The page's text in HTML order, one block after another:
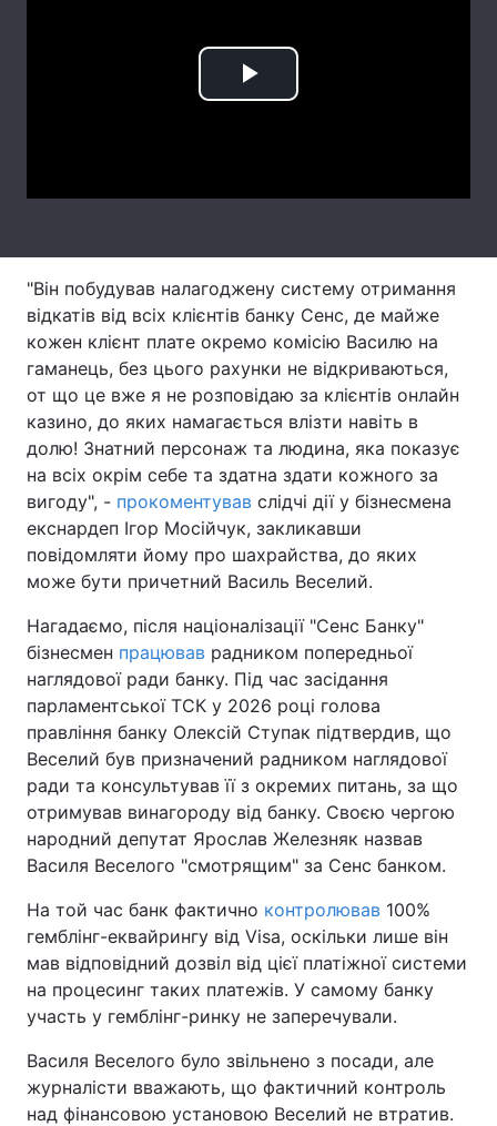
Статті
Думки
Контакти
Послуги
Тема оформлення
Play
"Він побудував налагоджену систему отримання
відкатів від всіх клієнтів банку Сенс, де майже
кожен клієнт плате окремо комісію Василю на
гаманець, без цього рахунки не відкриваються,
от що це вже я не розповідаю за клієнтів онлайн
казино, до яких намагається влізти навіть в
долю! Знатний персонаж та людина, яка показує
на всіх окрім себе та здатна здати кожного за
вигоду", - прокоментував слідчі дії у бізнесмена
екснардеп Ігор Мосійчук, закликавши
повідомляти йому про шахрайства, до яких
може бути причетний Василь Веселий.
Нагадаємо, після націоналізації "Сенс Банку"
бізнесмен працював радником попередньої
наглядової ради банку. Під час засідання
парламентської ТСК у 2026 році голова
правління банку Олексій Ступак підтвердив, що
Веселий був призначений радником наглядової
ради та консультував її з окремих питань, за що
отримував винагороду від банку. Своєю чергою
народний депутат Ярослав Железняк назвав
Василя Веселого "смотрящим" за Сенс банком.
На той час банк фактично контролював 100%
гемблінг-еквайрингу від Visa, оскільки лише він
мав відповідний дозвіл від цієї платіжної системи
на процесинг таких платежів. У самому банку
участь у гемблінг-ринку не заперечували.
Василя Веселого було звільнено з посади, але
журналісти вважають, що фактичний контроль
над фінансовою установою Веселий не втратив.